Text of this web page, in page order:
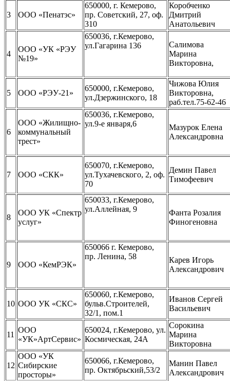
3 ООО «Пенатэс»
650000, г. Кемерово,
пр. Советский, 27, оф.
310
Коробченко
Дмитрий
Анатольевич
4
ООО «УК «РЭУ
№19»
650036, г.Кемерово,
ул.Гагарина 136
Салимова
Марина
Викторовна,
5 ООО «РЭУ-21»
650000, г.Кемерово,
ул.Дзержинского, 18
Чижова Юлия
Викторовна,
раб.тел.75-62-46
6
ООО «Жилищно-
коммунальный
трест»
650036, г.Кемерово,
ул.9-е января,6
Мазурок Елена
Александровна
7 ООО «СКК»
650070, г.Кемерово,
ул.Тухачевского, 2, оф.
70
Демин Павел
Тимофеевич
8
ООО УК «Спектр
услуг»
650033, г.Кемерово,
ул.Аллейная, 9
Фанта Розалия
Финогеновна
9 ООО «КемРЭК»
650066 г. Кемерово,
пр. Ленина, 58
Карев Игорь
Александрович
10 ООО УК «СКС»
650060, г.Кемерово,
бульв.Строителей,
32/1, пом.1
Иванов Сергей
Васильевич
11
ООО
«УК»АртСервис»
650024, г.Кемерово, ул.
Космическая, 24А
Сорокина
Марина
Викторовна
12
ООО «УК
Сибирские
просторы»
650066, г.Кемерово,
пр. Октябрьский,53/2
Манин Павел
Александрович